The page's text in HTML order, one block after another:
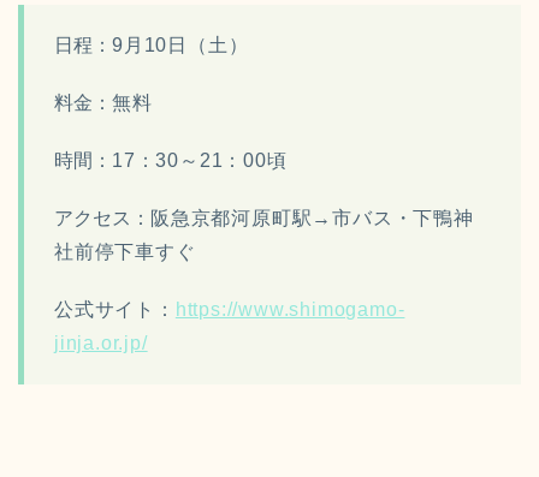
日程： 9月10日（土）
料金： 無料
時間： 17：30～21：00頃
アクセス： 阪急京都河原町駅→市バス・下鴨神
社前停下車すぐ
公式サイト： https://www.shimogamo-
jinja.or.jp/